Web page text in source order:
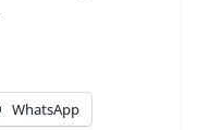
WhatsApp